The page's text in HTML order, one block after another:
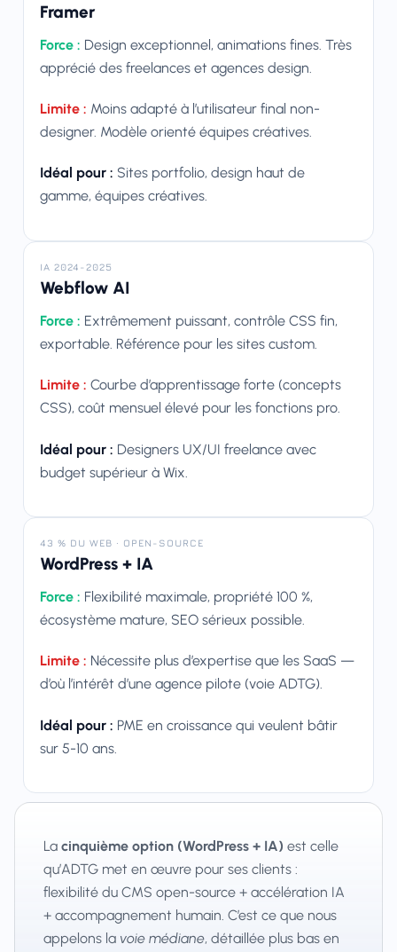
Framer
Force : Design exceptionnel, animations fines. Très
apprécié des freelances et agences design.
Limite : Moins adapté à l’utilisateur final non-
designer. Modèle orienté équipes créatives.
Idéal pour : Sites portfolio, design haut de
gamme, équipes créatives.
IA 2024-2025
Webflow AI
Force : Extrêmement puissant, contrôle CSS fin,
exportable. Référence pour les sites custom.
Limite : Courbe d’apprentissage forte (concepts
CSS), coût mensuel élevé pour les fonctions pro.
Idéal pour : Designers UX/UI freelance avec
budget supérieur à Wix.
43 % DU WEB · OPEN-SOURCE
WordPress + IA
Force : Flexibilité maximale, propriété 100 %,
écosystème mature, SEO sérieux possible.
Limite : Nécessite plus d’expertise que les SaaS —
d’où l’intérêt d’une agence pilote (voie ADTG).
Idéal pour : PME en croissance qui veulent bâtir
sur 5-10 ans.
La cinquième option (WordPress + IA) est celle
qu’ADTG met en œuvre pour ses clients :
flexibilité du CMS open-source + accélération IA
+ accompagnement humain. C’est ce que nous
appelons la voie médiane, détaillée plus bas en